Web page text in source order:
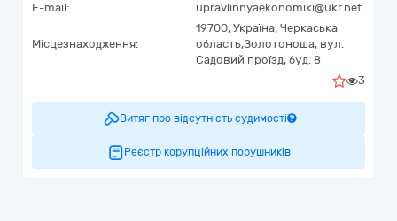
E-mail:
upravlinnyaekonomiki@ukr.net
Місцезнаходження:
19700, Україна, Черкаська
область,Золотоноша, вул.
Садовий проїзд, буд. 8
3
Витяг про відсутність судимості
Реєстр корупційних порушників